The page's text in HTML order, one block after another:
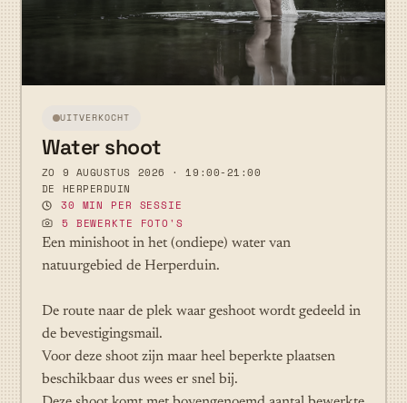
UITVERKOCHT
Water shoot
ZO 9 AUGUSTUS 2026 · 19:00-21:00
DE HERPERDUIN
30 MIN PER SESSIE
5 BEWERKTE FOTO'S
Een minishoot in het (ondiepe) water van
natuurgebied de Herperduin.
De route naar de plek waar geshoot wordt gedeeld in
de bevestigingsmail.
Voor deze shoot zijn maar heel beperkte plaatsen
beschikbaar dus wees er snel bij.